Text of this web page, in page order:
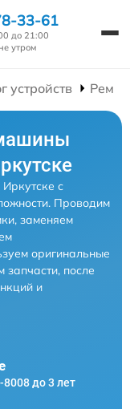
33-61
до 21:00
утром
устройств
с
Проводим
заменяем
оригинальные
после
и
до 3 лет